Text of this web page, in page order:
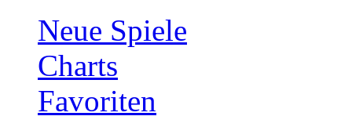
Neue Spiele
Charts
Favoriten